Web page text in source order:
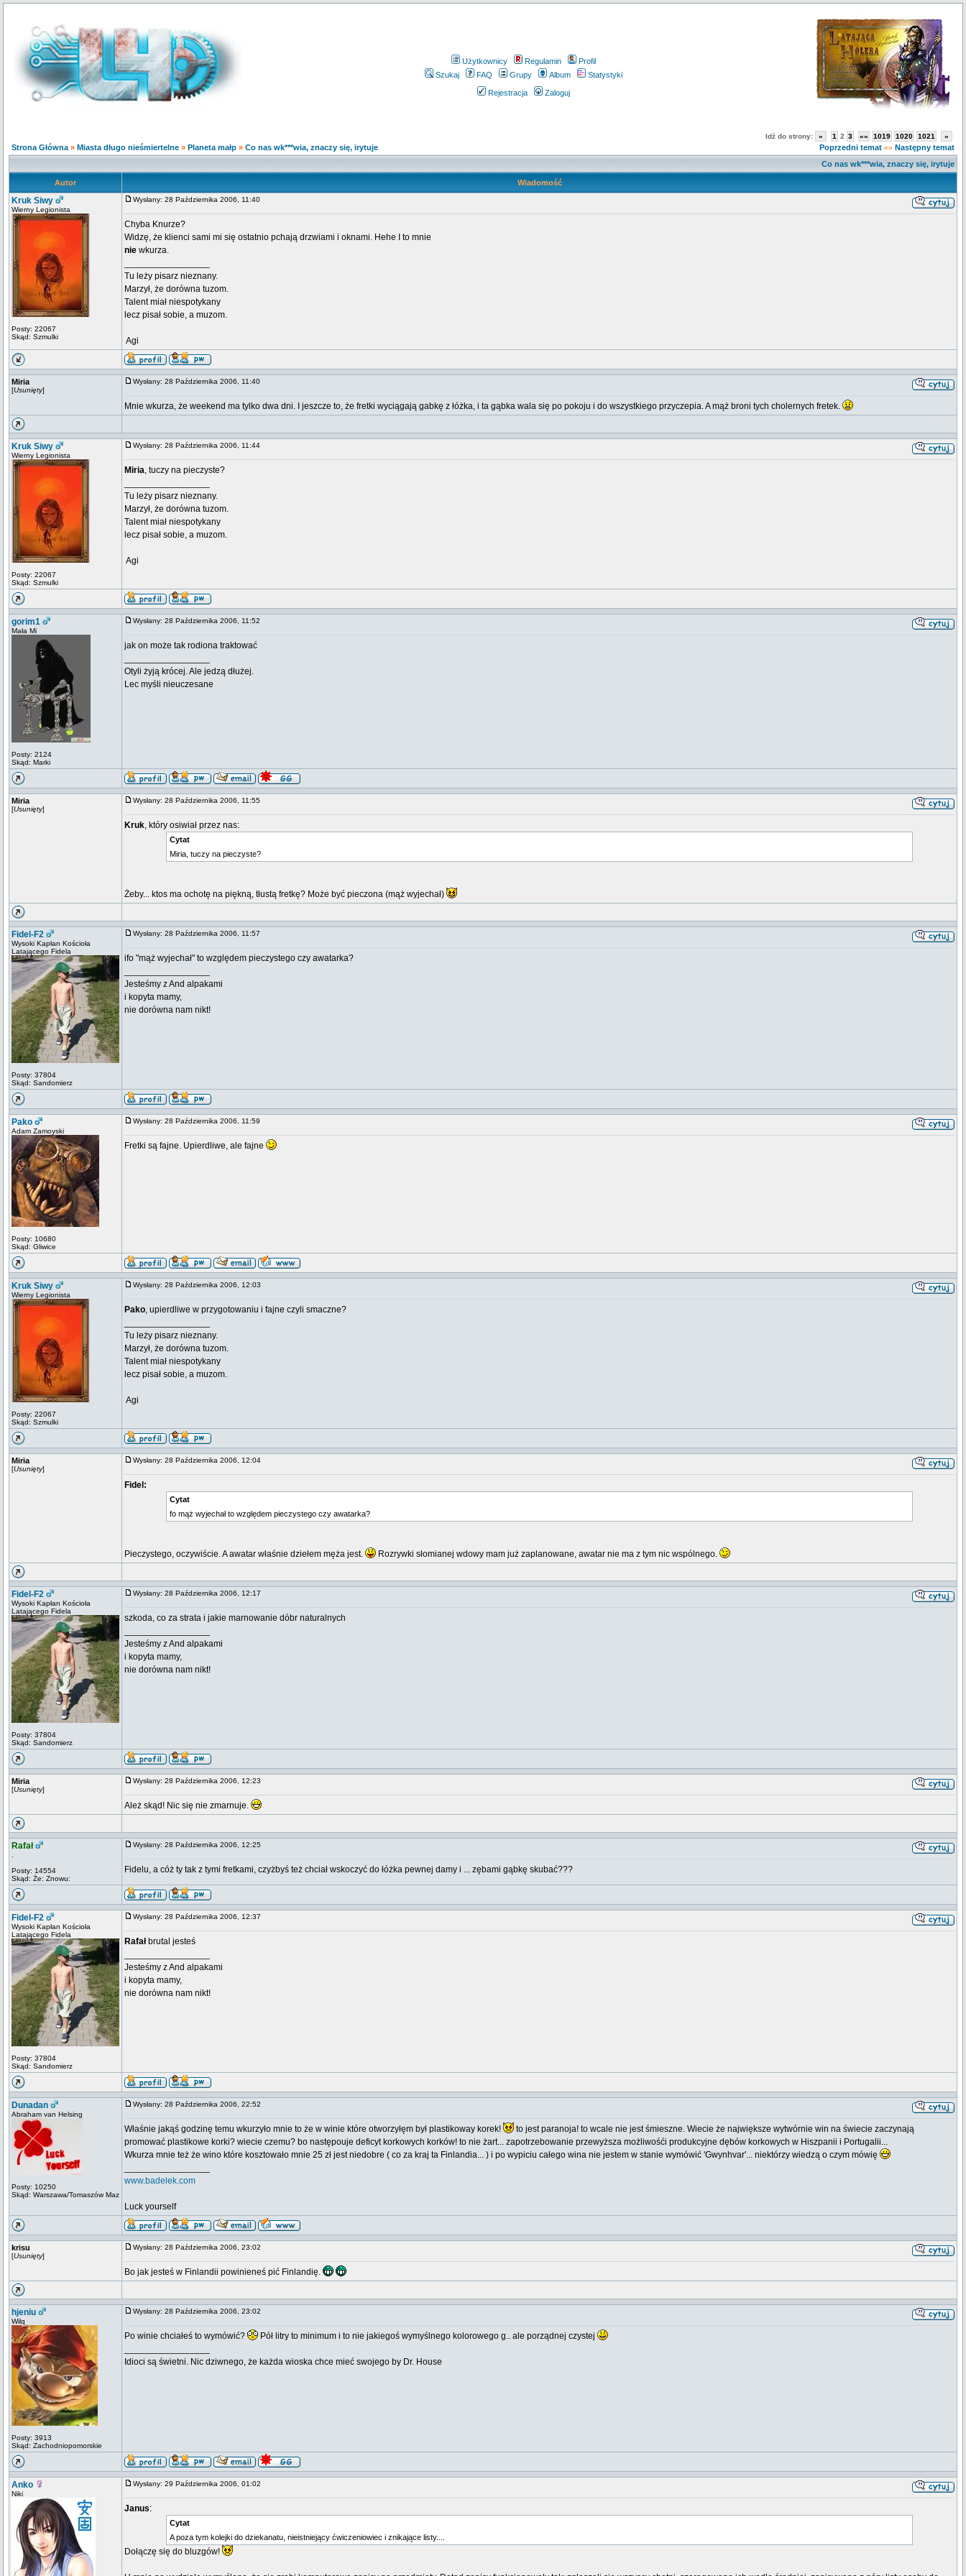
Użytkownicy Regulamin
Profil
Szukaj
FAQ Grupy Album Statystyki
Rejestracja Zaloguj
Strona Główna » Miasta długo nieśmiertelne » Planeta małp » Co nas wk***wia, znaczy się, irytuje
Idź do strony: « 1 2 3 «» 1019 1020 1021 »
Poprzedni temat «» Następny temat
Co nas wk***wia, znaczy się, irytuje
Autor Wiadomość
Kruk Siwy
Wierny Legionista
Posty: 22067
Skąd: Szmulki
Wysłany: 28 Października 2006, 11:40
Chyba Knurze?
Widzę, że klienci sami mi się ostatnio pchają drzwiami i oknami. Hehe I to mnie
nie wkurza.
Tu leży pisarz nieznany.
Marzył, że dorówna tuzom.
Talent miał niespotykany
lecz pisał sobie, a muzom.
 Agi
Miria
[Usunięty]
Wysłany: 28 Października 2006, 11:40
Mnie wkurza, że weekend ma tylko dwa dni. I jeszcze to, że fretki wyciągają gabkę z łóżka, i ta gąbka wala się po pokoju i do wszystkiego przyczepia. A mąż broni tych cholernych fretek.
Kruk Siwy
Wierny Legionista
Posty: 22067
Skąd: Szmulki
Wysłany: 28 Października 2006, 11:44
Miria, tuczy na pieczyste?
Tu leży pisarz nieznany.
Marzył, że dorówna tuzom.
Talent miał niespotykany
lecz pisał sobie, a muzom.
 Agi
gorim1
Mała Mi
Posty: 2124
Skąd: Marki
Wysłany: 28 Października 2006, 11:52
jak on może tak rodiona traktować
Otyli żyją krócej. Ale jedzą dłużej.
Lec myśli nieuczesane
Miria
[Usunięty]
Wysłany: 28 Października 2006, 11:55
Kruk, który osiwiał przez nas:
Cytat
Miria, tuczy na pieczyste?
Żeby... ktos ma ochotę na piękną, tłustą fretkę? Może być pieczona (mąż wyjechał)
Fidel-F2
Wysoki Kapłan Kościoła
Latającego Fidela
Posty: 37804
Skąd: Sandomierz
Wysłany: 28 Października 2006, 11:57
ifo "mąż wyjechał" to względem pieczystego czy awatarka?
Jesteśmy z And alpakami
i kopyta mamy,
nie dorówna nam nikt!
Pako
Adam Zamoyski
Posty: 10680
Skąd: Gliwice
Wysłany: 28 Października 2006, 11:59
Fretki są fajne. Upierdliwe, ale fajne
Kruk Siwy
Wierny Legionista
Posty: 22067
Skąd: Szmulki
Wysłany: 28 Października 2006, 12:03
Pako, upierdliwe w przygotowaniu i fajne czyli smaczne?
Tu leży pisarz nieznany.
Marzył, że dorówna tuzom.
Talent miał niespotykany
lecz pisał sobie, a muzom.
 Agi
Miria
[Usunięty]
Wysłany: 28 Października 2006, 12:04
Fidel:
Cytat
fo mąż wyjechał to względem pieczystego czy awatarka?
Pieczystego, oczywiście. A awatar właśnie dziełem męża jest. Rozrywki słomianej wdowy mam już zaplanowane, awatar nie ma z tym nic wspólnego.
Fidel-F2
Wysoki Kapłan Kościoła
Latającego Fidela
Posty: 37804
Skąd: Sandomierz
Wysłany: 28 Października 2006, 12:17
szkoda, co za strata i jakie marnowanie dóbr naturalnych
Jesteśmy z And alpakami
i kopyta mamy,
nie dorówna nam nikt!
Miria
[Usunięty]
Wysłany: 28 Października 2006, 12:23
Ależ skąd! Nic się nie zmarnuje.
Rafał
Posty: 14554
Skąd: Że: Znowu:
Wysłany: 28 Października 2006, 12:25
Fidelu, a cóż ty tak z tymi fretkami, czyżbyś też chciał wskoczyć do łóżka pewnej damy i ... zębami gąbkę skubać???
Fidel-F2
Wysoki Kapłan Kościoła
Latającego Fidela
Posty: 37804
Skąd: Sandomierz
Wysłany: 28 Października 2006, 12:37
Rafałbrutal jesteś
Jesteśmy z And alpakami
i kopyta mamy,
nie dorówna nam nikt!
Dunadan
Abraham van Helsing
Posty: 10250
Skąd: Warszawa/Tomaszów Maz
Wysłany: 28 Października 2006, 22:52
Właśnie jakąś godzinę temu wkurzyło mnie to że w winie które otworzyłęm był plastikoway korek!
to jest paranoja! to wcale nie jest śmieszne. Wiecie że największe wytwórnie win na świecie zaczynają
promować plastikowe korki? wiecie czemu? bo następouje deficyt korkowych korków! to nie żart... zapotrzebowanie przewyższa możliwośći produkcyjne dębów korkowych w Hiszpanii i Portugalii...
Wkurza mnie też że wino które kosztowało mnie 25 zł jest niedobre ( co za kraj ta Finlandia... ) i po wypiciu całego wina nie jestem w stanie wymówić 'Gwynhvar'... niektórzy wiedzą o czym mówię
www.badelek.com
Luck yourself
krisu
[Usunięty]
Wysłany: 28 Października 2006, 23:02
Bo jak jesteś w Finlandii powinieneś pić Finlandię.
hjeniu
Wilq
Posty: 3913
Skąd: Zachodniopomorskie
Wysłany: 28 Października 2006, 23:02
Po winie chciałeś to wymówić?
Pół litry to minimum i to nie jakiegoś wymyślnego kolorowego g.. ale porządnej czystej
Idioci są świetni. Nic dziwnego, że każda wioska chce mieć swojego by Dr. House
Anko
Niki
Wysłany: 29 Października 2006, 01:02
Janus:
Cytat
A poza tym kolejki do dziekanatu, nieistniejący ćwiczeniowiec i znikające listy....
Dołączę się do bluzgów!